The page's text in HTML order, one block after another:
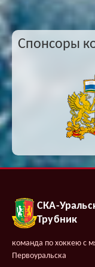
Спонсоры
СКА-
Трубник
команда по хоккею с
Первоуральска